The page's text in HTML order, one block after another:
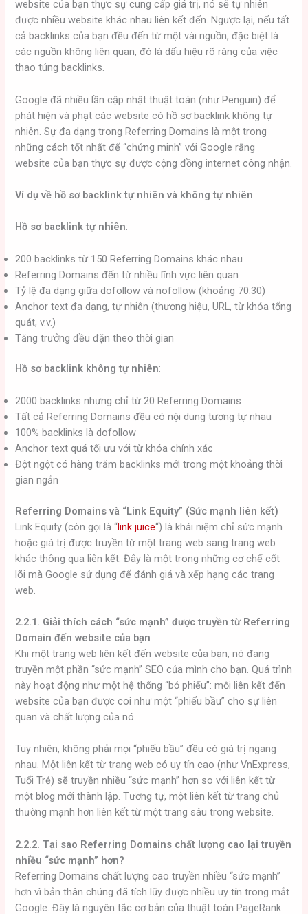
website của bạn thực sự cung cấp giá trị, nó sẽ tự nhiên
được nhiều website khác nhau liên kết đến. Ngược lại, nếu tất
cả backlinks của bạn đều đến từ một vài nguồn, đặc biệt là
các nguồn không liên quan, đó là dấu hiệu rõ ràng của việc
thao túng backlinks.
Google đã nhiều lần cập nhật thuật toán (như Penguin) để
phát hiện và phạt các website có hồ sơ backlink không tự
nhiên. Sự đa dạng trong Referring Domains là một trong
những cách tốt nhất để “chứng minh” với Google rằng
website của bạn thực sự được cộng đồng internet công nhận.
Ví dụ về hồ sơ backlink tự nhiên và không tự nhiên
Hồ sơ backlink tự nhiên:
200 backlinks từ 150 Referring Domains khác nhau
Referring Domains đến từ nhiều lĩnh vực liên quan
Tỷ lệ đa dạng giữa dofollow và nofollow (khoảng 70:30)
Anchor text đa dạng, tự nhiên (thương hiệu, URL, từ khóa tổng
quát, v.v.)
Tăng trưởng đều đặn theo thời gian
Hồ sơ backlink không tự nhiên:
2000 backlinks nhưng chỉ từ 20 Referring Domains
Tất cả Referring Domains đều có nội dung tương tự nhau
100% backlinks là dofollow
Anchor text quá tối ưu với từ khóa chính xác
Đột ngột có hàng trăm backlinks mới trong một khoảng thời
gian ngắn
Referring Domains và “Link Equity” (Sức mạnh liên kết)
Link Equity (còn gọi là “link juice“) là khái niệm chỉ sức mạnh
hoặc giá trị được truyền từ một trang web sang trang web
khác thông qua liên kết. Đây là một trong những cơ chế cốt
lõi mà Google sử dụng để đánh giá và xếp hạng các trang
web.
2.2.1. Giải thích cách “sức mạnh” được truyền từ Referring
Domain đến website của bạn
Khi một trang web liên kết đến website của bạn, nó đang
truyền một phần “sức mạnh” SEO của mình cho bạn. Quá trình
này hoạt động như một hệ thống “bỏ phiếu”: mỗi liên kết đến
website của bạn được coi như một “phiếu bầu” cho sự liên
quan và chất lượng của nó.
Tuy nhiên, không phải mọi “phiếu bầu” đều có giá trị ngang
nhau. Một liên kết từ trang web có uy tín cao (như VnExpress,
Tuổi Trẻ) sẽ truyền nhiều “sức mạnh” hơn so với liên kết từ
một blog mới thành lập. Tương tự, một liên kết từ trang chủ
thường mạnh hơn liên kết từ một trang sâu trong website.
2.2.2. Tại sao Referring Domains chất lượng cao lại truyền
nhiều “sức mạnh” hơn?
Referring Domains chất lượng cao truyền nhiều “sức mạnh”
hơn vì bản thân chúng đã tích lũy được nhiều uy tín trong mắt
Google. Đây là nguyên tắc cơ bản của thuật toán PageRank